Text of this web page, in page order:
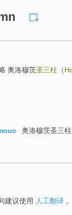
奥洛穆茨圣三柱 （
奥洛穆茨圣三柱
建议使用 人工翻译